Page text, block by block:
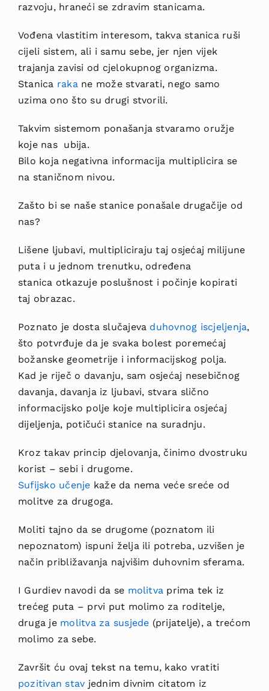
razvoju, hraneći se zdravim stanicama.
Vođena vlastitim interesom, takva stanica ruši
cijeli sistem, ali i samu sebe, jer njen vijek
trajanja zavisi od cjelokupnog organizma.
Stanica rakane može stvarati, nego samo
uzima ono što su drugi stvorili.
Takvim sistemom ponašanja stvaramo oružje
koje nas ubija.
Bilo koja negativna informacija multiplicira se
na staničnom nivou.
Zašto bi se naše stanice ponašale drugačije od
nas?
Lišene ljubavi, multipliciraju taj osjećaj milijune
puta i u jednom trenutku, određena
stanica otkazuje poslušnost i počinje kopirati
taj obrazac.
Poznato je dosta slučajeva duhovnog iscjeljenja,
što potvrđuje da je svaka bolest poremećaj
božanske geometrije i informacijskog polja.
Kad je riječ o davanju, sam osjećaj nesebičnog
davanja, davanja iz ljubavi, stvara slično
informacijsko polje koje multiplicira osjećaj
dijeljenja, potičući stanice na suradnju.
Kroz takav princip djelovanja, činimo dvostruku
korist – sebi i drugome.
Sufijsko učenje kaže da nema veće sreće od
molitve za drugoga.
Moliti tajno da se drugome (poznatom ili
nepoznatom) ispuni želja ili potreba, uzvišen je
način približavanja najvišim duhovnim sferama.
I Gurdiev navodi da se molitva prima tek iz
trećeg puta – prvi put molimo za roditelje,
druga je molitva za susjede (prijatelje), a trećom
molimo za sebe.
Završit ću ovaj tekst na temu, kako vratiti
pozitivan stav jednim divnim citatom iz